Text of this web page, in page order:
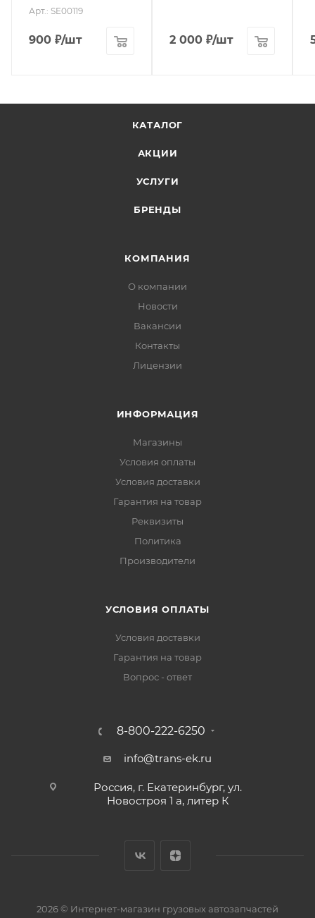
Арт.: SE00119
900 ₽/шт 2 000 ₽/шт
КАТАЛОГ
АКЦИИ
УСЛУГИ
БРЕНДЫ
КОМПАНИЯ
О компании
Новости
Вакансии
Контакты
Лицензии
ИНФОРМАЦИЯ
Магазины
Условия оплаты
Условия доставки
Гарантия на товар
Реквизиты
Политика
Производители
УСЛОВИЯ ОПЛАТЫ
Условия доставки
Гарантия на товар
Вопрос - ответ
8-800-222-6250
info@trans-ek.ru
Россия, г. Екатеринбург, ул.
Новостроя 1 а, литер К
2026 © Интернет-магазин грузовых автозапчастей